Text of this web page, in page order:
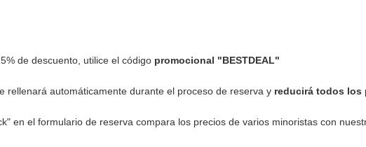
de descuento, utilice el código promocional "BESTDEAL"
rellenará automáticamente durante el proceso de reserva y reducirá todos los
en el formulario de reserva compara los precios de varios minoristas con